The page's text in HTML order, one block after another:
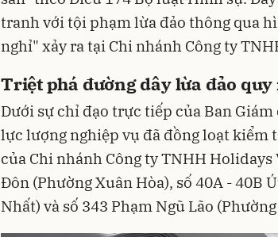
tranh với tội phạm lừa đảo thông qua
nghỉ" xảy ra tại Chi nhánh Công ty
Triệt phá đường dây lừa đảo quy
Dưới sự chỉ đạo trực tiếp của Ban Giám
lực lượng nghiệp vụ đã đồng loạt kiểm
của Chi nhánh Công ty TNHH Holidays
Đôn (Phường Xuân Hòa), số 40A - 40B
Nhất) và số 343 Phạm Ngũ Lão